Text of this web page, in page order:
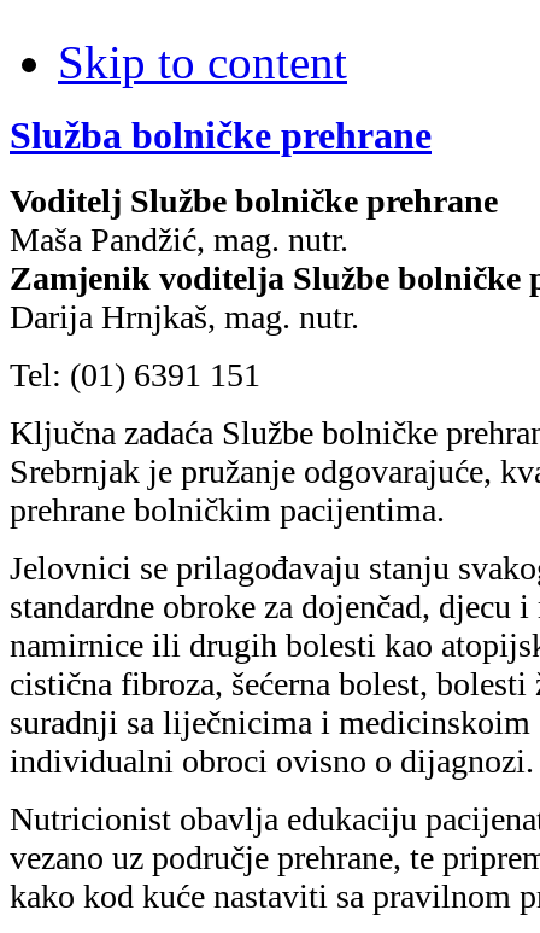
Skip to content
Služba bolničke prehrane
Voditelj Službe bolničke prehrane
Maša Pandžić, mag. nutr.
Zamjenik voditelja Službe bolničke
Darija Hrnjkaš, mag. nutr.
Tel: (01) 6391 151
Ključna zadaća Službe bolničke
Srebrnjak je pružanje odgovarajuće,
prehrane bolničkim pacijentima.
Jelovnici se prilagođavaju stanju
standardne obroke za dojenčad, djecu
namirnice ili drugih bolesti kao
cistična fibroza, šećerna bolest, bolesti
suradnji sa liječnicima i medicinskoim
individualni obroci ovisno o dijagnozi.
Nutricionist obavlja edukaciju
vezano uz područje prehrane, te
kako kod kuće nastaviti sa pravilnom